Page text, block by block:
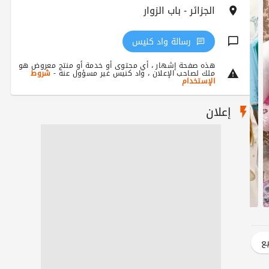
الجزائر - باب الزوار
رسالة واد كنيس
هذه صفحة إشهار ، أي محتوى أو خدمة أو منتج معروض هو
ملك لصاحب الإعلان ، واد كنيس غير مسؤول عنه - شروط
الإستخدام
إعلان